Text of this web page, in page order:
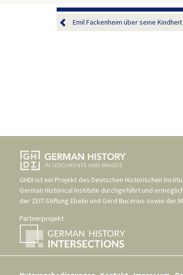
Emil Fackenheim über seine
GHDI ist ein Projekt des Deutschen Historischen
German Historical Institute durchgeführt und
der ZEIT-Stiftung Ebelin und Gerd Bucerius sowie der
Partnerprojekt